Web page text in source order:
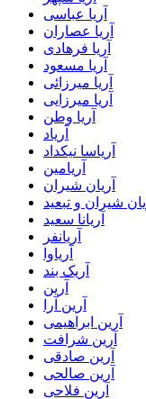
آریا عباسی
آریا عصاران
آریا فرهادی
آریا مسعود
آریا میرزائی
آریا میرزایی
آریا وطن
آریاد
آریاسا نیکداد
آریامین
آریان شیران
شیران و تبعید
آریانا سعید
آریانفر
آریاوا
آریک بند
آرین
آرین آرا
آرین ابراهیمی
آرین شرافت
آرین صادقی
آرین صالحی
آرین فلاحی